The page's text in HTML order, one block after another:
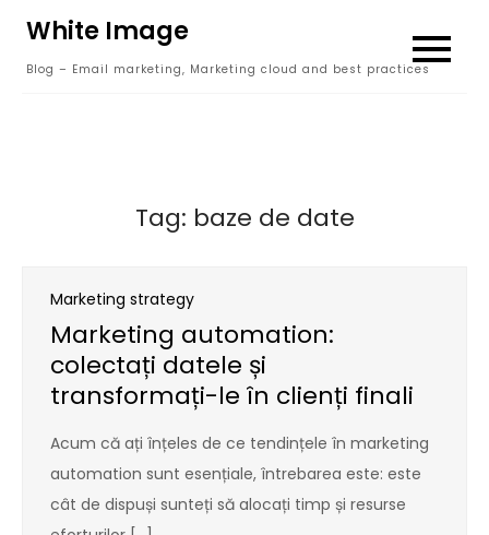
content
White Image
Blog – Email marketing, Marketing cloud and best practices
Tag: baze de date
Marketing strategy
Marketing automation:
colectați datele și
transformați-le în clienți finali
Acum că ați înțeles de ce tendințele în marketing
automation sunt esențiale, întrebarea este: este
cât de dispuși sunteți să alocați timp și resurse